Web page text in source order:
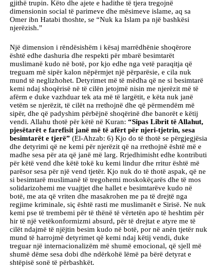
gjithë trupin. Këto dhe ajete e hadithe të tjera tregojnë
dimensionin social të parimeve dhe mësimeve islame, aq sa
Omer ibn Hatabi thoshte, se “Nuk ka Islam pa një bashkësi
njerëzish.”
Një dimension i rëndësishëm i kësaj marrëdhënie shoqërore
është edhe dashuria dhe respekti për mbarë besimtarët
muslimanë kudo në botë, por kjo edhe nga vetë paraqitja që
treguam më sipër kalon nëpërmjet një përparësie, e cila nuk
mund të neglizhohet. Detyrimet më të mëdha që ne si besimtarë
kemi ndaj shoqërisë në të cilën jetojmë nisin me njerëzit më të
afërm e duke vazhduar tek ata më të largëtit, e këta nuk janë
vetëm se njerëzit, të cilët na rrethojnë dhe që përmendëm më
sipër, dhe që padyshim përbëjnë shoqërinë dhe banorët e këtij
vendi. Allahu thotë për këtë në Kuran: “Sipas Librit të Allahut,
pjesëtarët e farefisit janë më të afërt për njeri-tjetrin, sesa
besimtarët e tjerë” (El-Ahzab: 6) Kjo do të thotë se përgjegjësia
dhe detyrimi që ne kemi për njerëzit që na rrethojnë është më e
madhe sesa për ata që janë më larg. Rrjedhimisht edhe kontributi
për këtë vend dhe këtë tokë ku kemi lindur dhe rritur është më
parësor sesa për një vend tjetër. Kjo nuk do të thotë aspak, që ne
si besimtarë muslimanë të tregohemi moskokëçarës dhe të mos
solidarizohemi me vuajtjet dhe hallet e besimtarëve kudo në
botë, me ata që vriten dhe masakrohen me pa të drejtë nga
regjime kriminale, siç është rasti me muslimanët e Sirisë. Ne nuk
kemi pse të trembemi për të thënë të vërtetën apo të heshtim për
hir të një vetëkonformizmi absurd, për të drejtat e atyre me të
cilët ndajmë të njëjtin besim kudo në botë, por në anën tjetër nuk
mund të harrojmë detyrimet që kemi ndaj këtij vendi, duke
treguar një internacionalizëm më shumë emocional, që sjell më
shumë dëme sesa dobi dhe ndërkohë lëmë pa bërë detyrat e
shtëpisë sonë të përbashkët.